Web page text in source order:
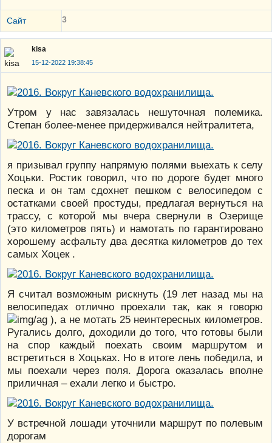
Сайт 3
kisa
15-12-2022 19:38:45
Утром у нас завязалась нешуточная полемика.
Степан более-менее придерживался нейтралитета,
я призывал группу напрямую полями выехать к селу
Хоцьки. Ростик говорил, что по дороге будет много
песка и он там сдохнет пешком с велосипедом с
остатками своей простуды, предлагая вернуться на
трассу, с которой мы вчера свернули в Озерище
(это километров пять) и намотать по гарантировано
хорошему асфальту два десятка километров до тех
самых Хоцек .
Я считал возможным рискнуть (19 лет назад мы на
велосипедах отлично проехали так, как я говорю
), а не мотать 25 неинтересных километров.
Ругались долго, доходили до того, что готовы были
на спор каждый поехать своим маршрутом и
встретиться в Хоцьках. Но в итоге лень победила, и
мы поехали через поля. Дорога оказалась вполне
приличная – ехали легко и быстро.
У встречной лошади уточнили маршрут по полевым
дорогам